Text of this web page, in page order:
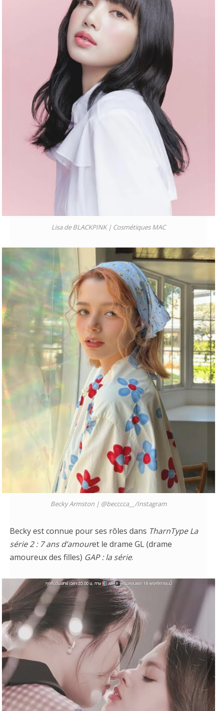
Lisa de BLACKPINK | Cosmétiques MAC
Becky Armston | @becccca__ /Instagram
Becky est connue pour ses rôles dans TharnType La
série 2 : 7 ans d’amouret le drame GL (drame
amoureux des filles) GAP : la série.